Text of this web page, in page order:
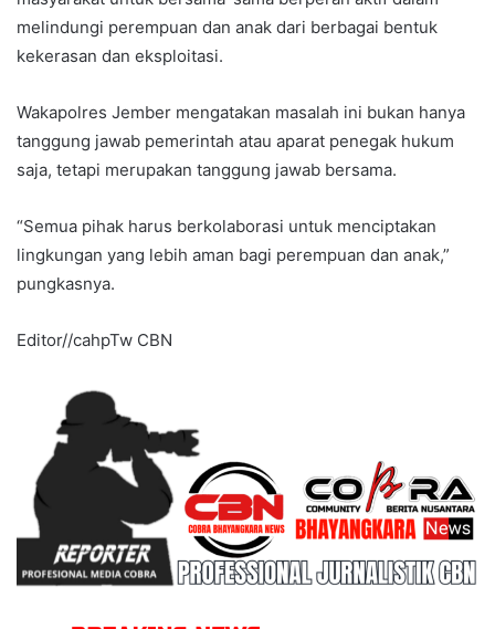
melindungi perempuan dan anak dari berbagai bentuk
kekerasan dan eksploitasi.
Wakapolres Jember mengatakan masalah ini bukan hanya
tanggung jawab pemerintah atau aparat penegak hukum
saja, tetapi merupakan tanggung jawab bersama.
“Semua pihak harus berkolaborasi untuk menciptakan
lingkungan yang lebih aman bagi perempuan dan anak,”
pungkasnya.
Editor//cahpTw CBN